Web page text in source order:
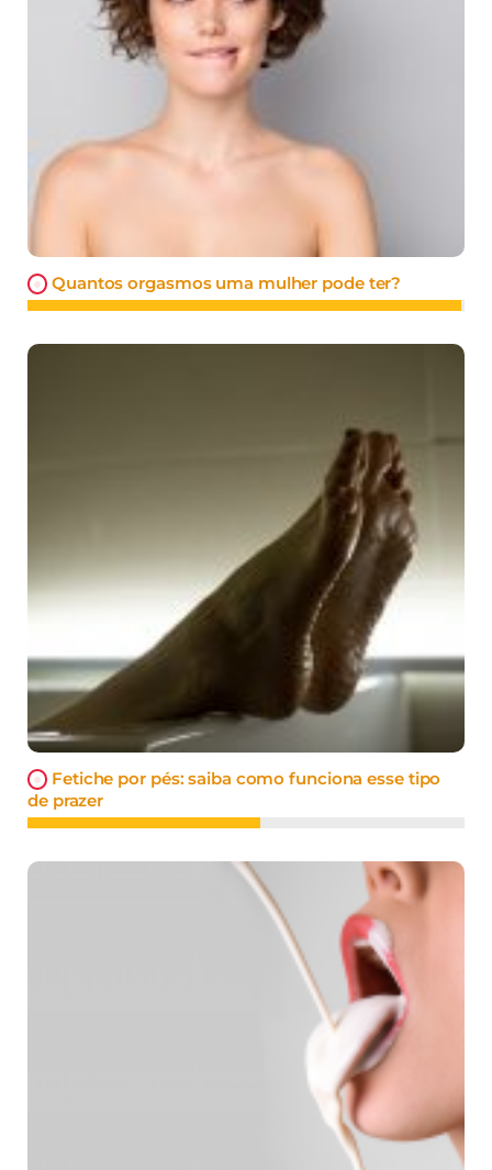
Quantos orgasmos uma mulher pode ter?
Fetiche por pés: saiba como funciona esse tipo
de prazer